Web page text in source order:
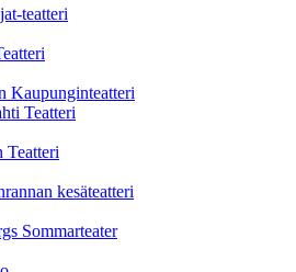
teatteri
Kaupunginteatteri
Teatteri
Teatteri
kesäteatteri
Sommarteater